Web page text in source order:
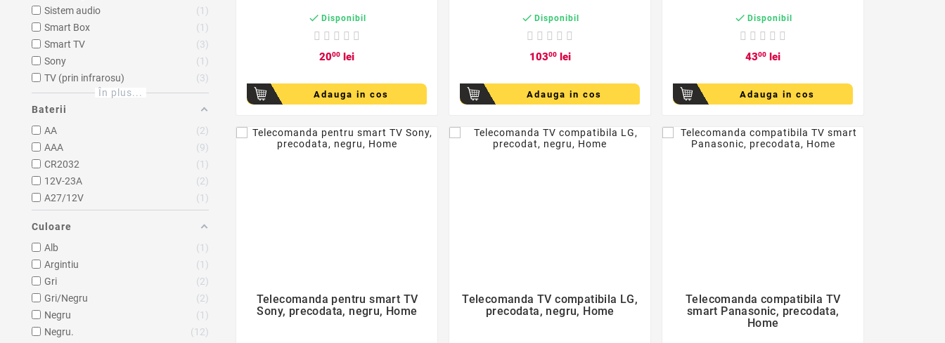
Sistem audio
1
Smart Box
1
Smart TV
3
Sony
1
TV (prin infrarosu)
3
În plus...
Baterii
AA
2
AAA
9
CR2032
1
12V-23A
2
A27/12V
1
Culoare
Alb
1
Argintiu
1
Gri
2
Gri/Negru
2
Negru
1
Negru.
12
 Disponibil
2000 lei
Adauga in cos
 Disponibil
10300lei
Adauga in cos
 Disponibil
4300 lei
Adauga in cos

Telecomanda pentru smart TV
Sony, precodata, negru, Home

Telecomanda TV compatibila LG,
precodata, negru, Home

Telecomanda compatibila TV
smart Panasonic, precodata,
Home